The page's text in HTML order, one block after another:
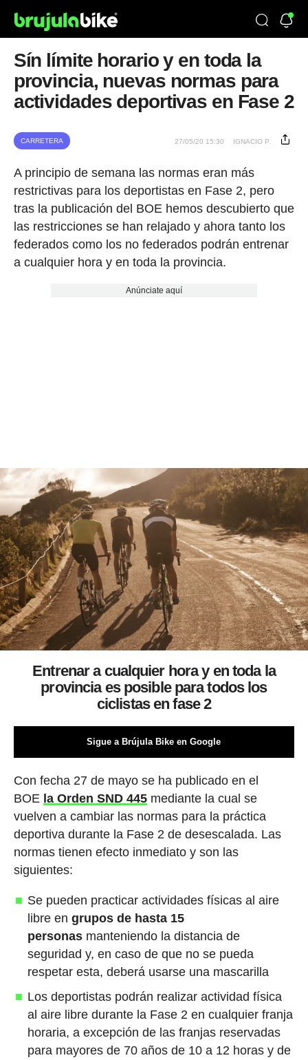
Sín límite horario y en toda la
provincia, nuevas normas para
actividades deportivas en Fase 2
CARRETERA 27/05/20 15:30 IGNACIO P.
A principio de semana las normas eran más
restrictivas para los deportistas en Fase 2, pero
tras la publicación del BOE hemos descubierto que
las restricciones se han relajado y ahora tanto los
federados como los no federados podrán entrenar
a cualquier hora y en toda la provincia.
Anúnciate aquí
Entrenar a cualquier hora y en toda la
provincia es posible para todos los
ciclistas en fase 2
Sigue a Brújula Bike en Google
Con fecha 27 de mayo se ha publicado en el
BOE la Orden SND 445 mediante la cual se
vuelven a cambiar las normas para la práctica
deportiva durante la Fase 2 de desescalada. Las
normas tienen efecto inmediato y son las
siguientes:
Se pueden practicar actividades físicas al aire
libre en grupos de hasta 15
personasmanteniendo la distancia de
seguridad y, en caso de que no se pueda
respetar esta, deberá usarse una mascarilla
Los deportistas podrán realizar actividad física
al aire libre durante la Fase 2 en cualquier franja
horaria, a excepción de las franjas reservadas
para mayores de 70 años de 10 a 12 horas y de